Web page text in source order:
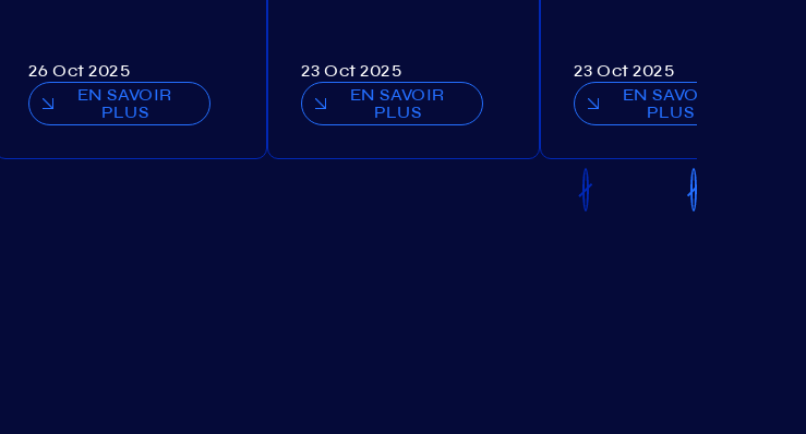
26 Oct 2025
EN SAVOIR
PLUS
23 Oct 2025
EN SAVOIR
PLUS
23 Oct 2025
EN SAVOIR
PLUS